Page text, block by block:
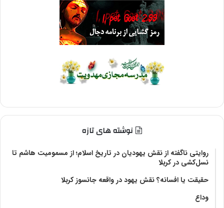
نوشته های تازه
روایتی ناگفته از نقش یهودیان در تاریخ اسلام؛ از مسمومیت هاشم تا
نسل‌کشی در کربلا
حقیقت یا افسانه؟‌ نقش یهود در واقعه جانسوز کربلا
وداع